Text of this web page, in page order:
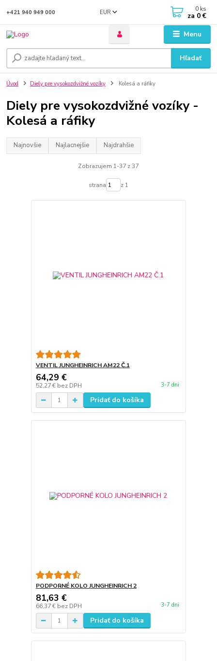
Menu
EUR
Hľadať
+421 940 949 000 0 ks
za 0 €
Úvod Diely pre vysokozdvižné vozíky Kolesá a ráfiky
Diely pre vysokozdvižné vozíky -
Kolesá a ráfiky
Najnovšie Najlacnejšie Najdrahšie
Zobrazujem 1-37 z 37
strana z 1
VENTIL JUNGHEINRICH AM22 Č.1
64,29 €
52,27 € bez DPH 3-7 dni
Pridať do košíka
PODPORNÉ KOLO JUNGHEINRICH 2
81,63 €
66,37 € bez DPH 3-7 dni
Pridať do košíka